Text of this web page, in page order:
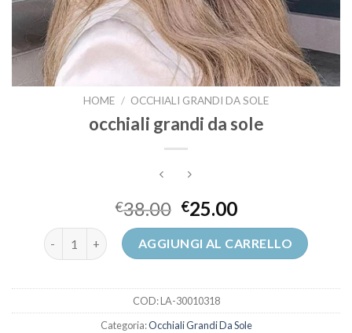
HOME / OCCHIALI GRANDI DA SOLE
occhiali grandi da sole
€38.00 €25.00
occhiali grandi da sole quantitàAGGIUNGI AL CARRELLO
COD:LA-30010318
Categoria:Occhiali Grandi Da Sole